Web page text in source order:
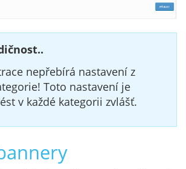
nepřebírá nastavení z
Toto nastavení je
v každé kategorii zvlášť.